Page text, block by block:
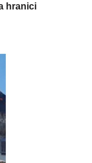
hranici